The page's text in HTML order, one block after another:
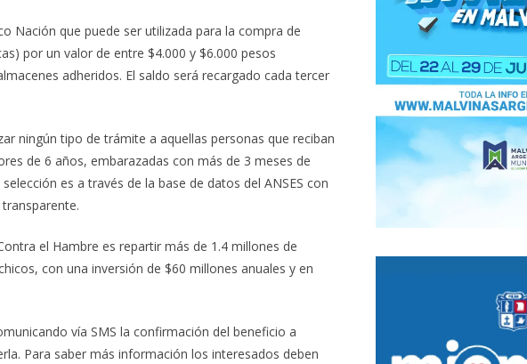
Nación que puede ser utilizada para la compra de
por un valor de entre $4.000 y $6.000 pesos
adheridos. El saldo será recargado cada tercer
ningún tipo de trámite a aquellas personas que reciban
de 6 años, embarazadas con más de 3 meses de
es a través de la base de datos del ANSES con
el Hambre es repartir más de 1.4 millones de
con una inversión de $60 millones anuales y en
vía SMS la confirmación del beneficio a
Para saber más información los interesados deben